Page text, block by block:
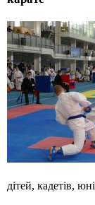
дітей, кадетів,